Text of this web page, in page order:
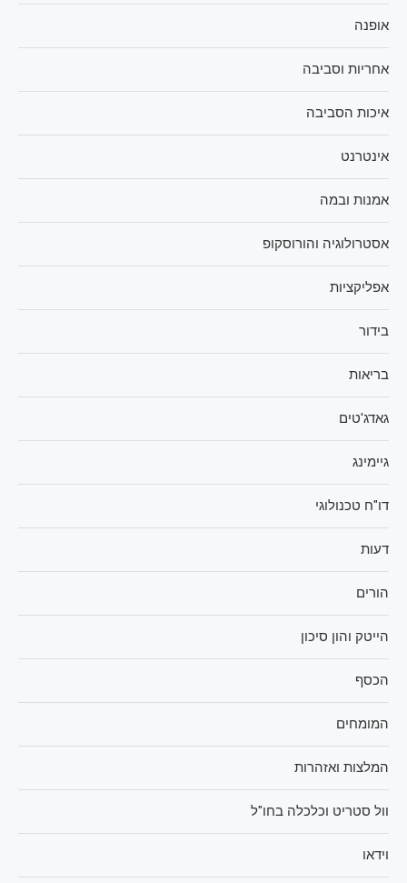
אופנה
אחריות וסביבה
איכות הסביבה
אינטרנט
אמנות ובמה
אסטרולוגיה והורוסקופ
אפליקציות
בידור
בריאות
גאדג'טים
גיימינג
דו"ח טכנולוגי
דעות
הורים
הייטק והון סיכון
הכסף
המומחים
המלצות ואזהרות
וול סטריט וכלכלה בחו"ל
וידאו